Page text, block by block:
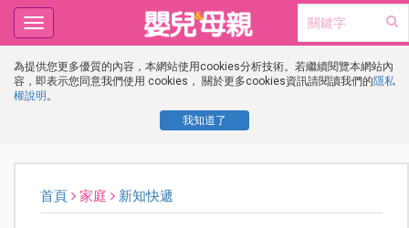
為提供您更多優質的內容，本網站使用cookies分析技術。若繼續閱覽本網站內
容，即表示您同意我們使用 cookies， 關於更多cookies資訊請閱讀我們的隱私
權說明 。
我知道了
Toggle
navigation
首頁 家庭 新知快遞